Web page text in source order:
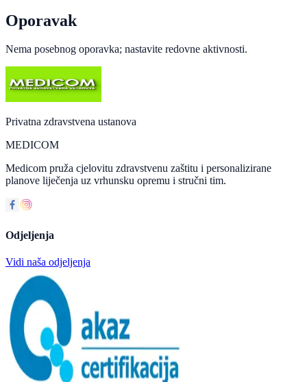
Oporavak
Nema posebnog oporavka; nastavite redovne aktivnosti.
Privatna zdravstvena ustanova
MEDICOM
Medicom pruža cjelovitu zdravstvenu zaštitu i personalizirane
planove liječenja uz vrhunsku opremu i stručni tim.
Odjeljenja
Vidi naša odjeljenja